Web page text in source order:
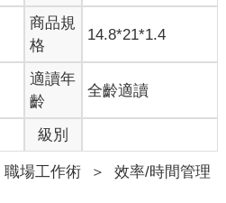
商品規
格
14.8*21*1.4
適讀年
齡
全齡適讀
級別
職場工作術 ＞ 效率/時間管理